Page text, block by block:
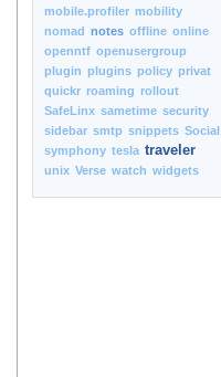
mobile.profiler mobility
nomad notes offline online
openntf openusergroup
plugin plugins policy privat
quickr roaming rollout
SafeLinx sametime security
sidebar smtp snippets Social
symphony tesla traveler
unix Verse watch widgets